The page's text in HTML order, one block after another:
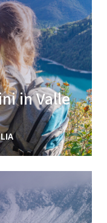
in Valle